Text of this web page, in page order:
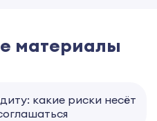
материалы
какие риски несёт